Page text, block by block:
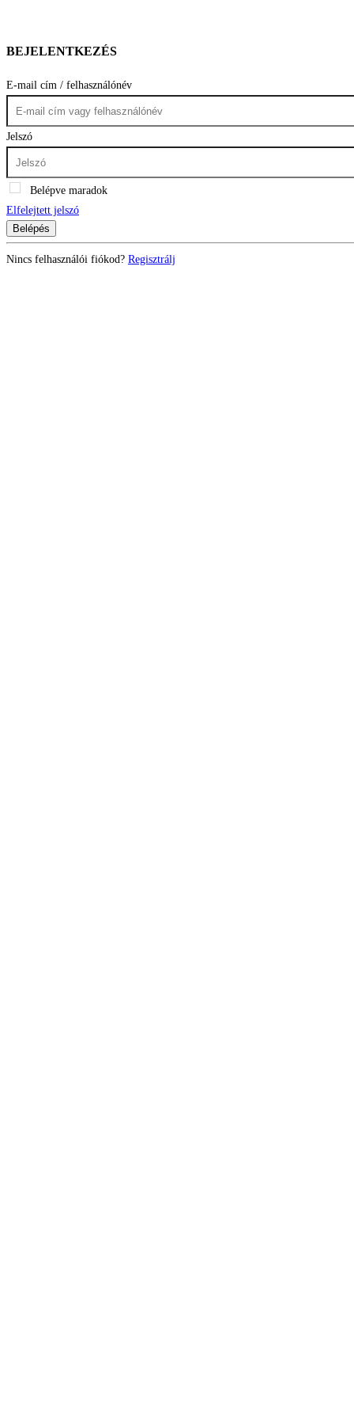
BEJELENTKEZÉS
E-mail cím / felhasználónév
Jelszó
Belépve maradok
Elfelejtett jelszó
Belépés
Nincs felhasználói fiókod? Regisztrálj